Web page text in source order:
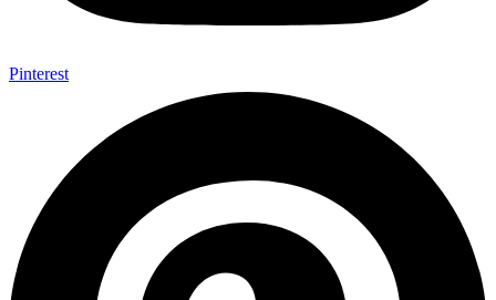
Pinterest